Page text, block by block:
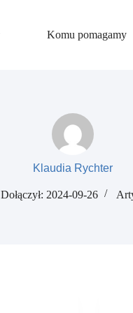
Komu pomagamy
Klaudia Rychter
Dołączył: 2024-09-26